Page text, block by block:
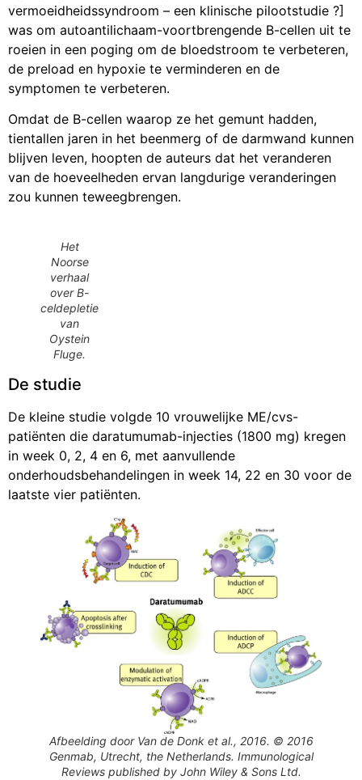
vermoeidheidssyndroom – een klinische pilootstudie ?]
was om autoantilichaam-voortbrengende B-cellen uit te
roeien in een poging om de bloedstroom te verbeteren,
de preload en hypoxie te verminderen en de
symptomen te verbeteren.
Omdat de B-cellen waarop ze het gemunt hadden,
tientallen jaren in het beenmerg of de darmwand kunnen
blijven leven, hoopten de auteurs dat het veranderen
van de hoeveelheden ervan langdurige veranderingen
zou kunnen teweegbrengen.
Het
Noorse
verhaal
over B-
celdepletie
van
Oystein
Fluge.
De studie
De kleine studie volgde 10 vrouwelijke ME/cvs-
patiënten die daratumumab-injecties (1800 mg) kregen
in week 0, 2, 4 en 6, met aanvullende
onderhoudsbehandelingen in week 14, 22 en 30 voor de
laatste vier patiënten.
Afbeelding door Van de Donk et al., 2016. © 2016
Genmab, Utrecht, the Netherlands. Immunological
Reviewspublished by John Wiley & Sons Ltd.